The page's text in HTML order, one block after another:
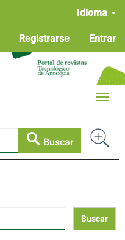
Idioma
Registrarse Entrar
Buscar
Toggle